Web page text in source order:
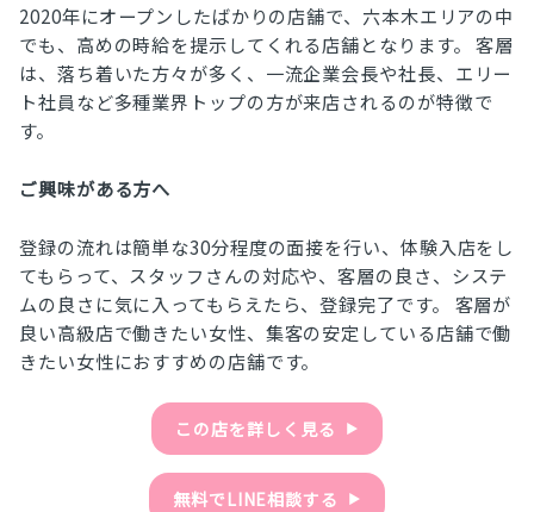
2020年にオープンしたばかりの店舗で、六本木エリアの中
でも、高めの時給を提示してくれる店舗となります。 客層
は、落ち着いた方々が多く、一流企業会長や社長、エリー
ト社員など多種業界トップの方が来店されるのが特徴で
す。
ご興味がある方へ
登録の流れは簡単な30分程度の面接を行い、体験入店をし
てもらって、スタッフさんの対応や、客層の良さ、システ
ムの良さに気に入ってもらえたら、登録完了です。 客層が
良い高級店で働きたい女性、集客の安定している店舗で働
きたい女性におすすめの店舗です。
この店を詳しく見る ▶︎
無料でLINE相談する ▶︎